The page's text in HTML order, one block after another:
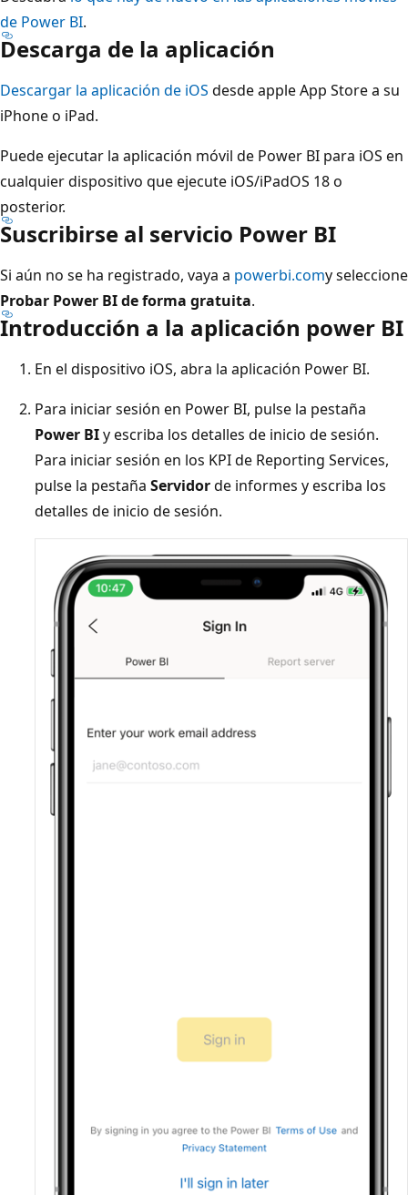
de Power BI.
Descarga de la aplicación
Descargar la aplicación de iOS desde apple App Store a su
iPhone o iPad.
Puede ejecutar la aplicación móvil de Power BI para iOS en
cualquier dispositivo que ejecute iOS/iPadOS 18 o
posterior.
Suscribirse al servicio Power BI
Si aún no se ha registrado, vaya a powerbi.comy seleccione
Probar Power BI de forma gratuita.
Introducción a la aplicación power BI
En el dispositivo iOS, abra la aplicación Power BI.
Para iniciar sesión en Power BI, pulse la pestaña
Power BIy escriba los detalles de inicio de sesión.
Para iniciar sesión en los KPI de Reporting Services,
pulse la pestaña Servidorde informes y escriba los
detalles de inicio de sesión.